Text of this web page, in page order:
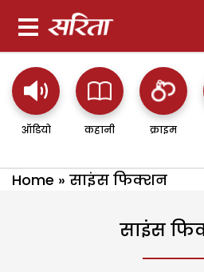
ऑडियो कहानी क्राइम
Home » साइंस फिक्शन
साइंस